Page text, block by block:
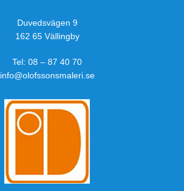
Duvedsvägen 9
162 65 Vällingby
Tel: 08 – 87 40 70
info@olofssonsmaleri.se